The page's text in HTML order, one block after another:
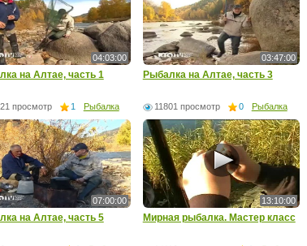
04:03:00
на Алтае, часть 1
просмотр 1 Рыбалка
03:47:00
Рыбалка на Алтае, часть 3
11801 просмотр 0 Рыбалка
07:00:00
на Алтае, часть 5
13:10:00
Мирная рыбалка. Мастер класс